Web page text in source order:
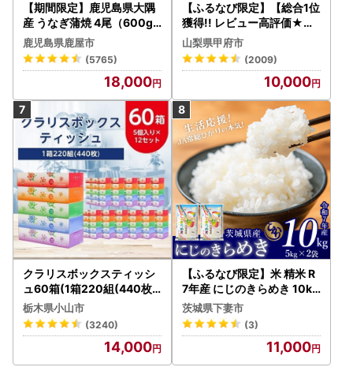
【期間限定】鹿児島県大隅
産 うなぎ蒲焼 4尾（600g
） KN007-004-04-cp18
うなぎ 鰻 魚 惣菜 総菜
鹿児島県鹿屋市
(5765)
18,000
【ふるなび限定】【総合1位
獲得!! レビュー高評価★】
〈2026年度配送分〉山梨
県産 シャインマスカット 2
～3房（1.0kg以上）シャイ
ン フルーツ FN-Limited-S
P
山梨県甲府市
(2009)
10,000
クラリスボックスティッシ
ュ60箱(1箱220組(440枚))
(5個入り×12セット)【配送
不可地域：離島・沖縄県】
【1256759】
栃木県小山市
(3240)
14,000
【ふるなび限定】米 精米 R
7年産 にじのきらめき 10kg
10月 FN-Limited-PR
茨城県下妻市
(3)
11,000